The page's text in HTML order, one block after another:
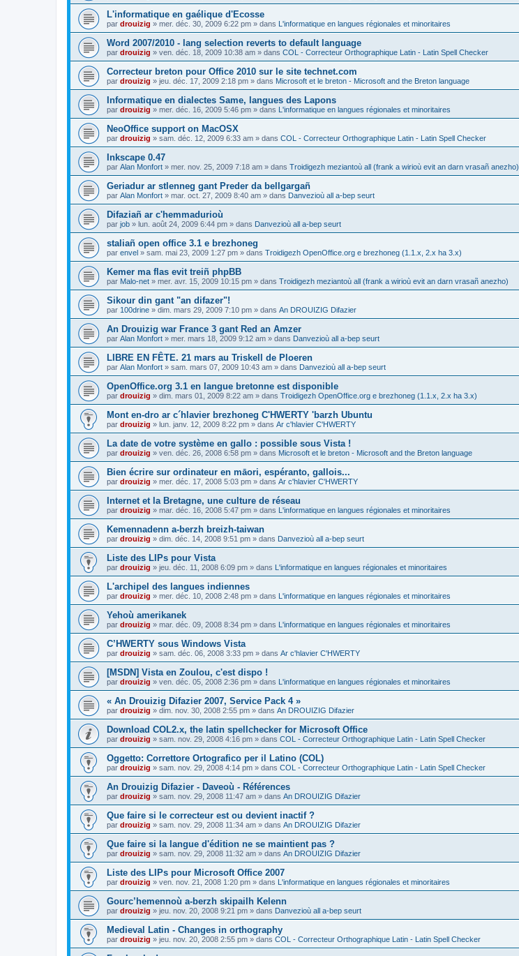
L'informatique en gaélique d'Ecosse
par drouizig » mer. déc. 30, 2009 6:22 pm » dans L'informatique en langues régionales et minoritaires
Word 2007/2010 - lang selection reverts to default language
par drouizig » ven. déc. 18, 2009 10:38 am » dans COL - Correcteur Orthographique Latin - Latin Spell Checker
Correcteur breton pour Office 2010 sur le site technet.com
par drouizig » jeu. déc. 17, 2009 2:18 pm » dans Microsoft et le breton - Microsoft and the Breton language
Informatique en dialectes Same, langues des Lapons
par drouizig » mer. déc. 16, 2009 5:46 pm » dans L'informatique en langues régionales et minoritaires
NeoOffice support on MacOSX
par drouizig » sam. déc. 12, 2009 6:33 am » dans COL - Correcteur Orthographique Latin - Latin Spell Checker
Inkscape 0.47
par Alan Monfort » mer. nov. 25, 2009 7:18 am » dans Troidigezh meziantoù all (frank a wirioù evit an darn vrasañ anezho)
Geriadur ar stlenneg gant Preder da bellgargañ
par Alan Monfort » mar. oct. 27, 2009 8:40 am » dans Danvezioù all a-bep seurt
Difaziañ ar c'hemmadurioù
par job » lun. août 24, 2009 6:44 pm » dans Danvezioù all a-bep seurt
staliañ open office 3.1 e brezhoneg
par envel » sam. mai 23, 2009 1:27 pm » dans Troidigezh OpenOffice.org e brezhoneg (1.1.x, 2.x ha 3.x)
Kemer ma flas evit treiñ phpBB
par Malo-net » mer. avr. 15, 2009 10:15 pm » dans Troidigezh meziantoù all (frank a wirioù evit an darn vrasañ anezho)
Sikour din gant "an difazer"!
par 100drine » dim. mars 29, 2009 7:10 pm » dans An DROUIZIG Difazier
An Drouizig war France 3 gant Red an Amzer
par Alan Monfort » mer. mars 18, 2009 9:12 am » dans Danvezioù all a-bep seurt
LIBRE EN FÊTE. 21 mars au Triskell de Ploeren
par Alan Monfort » sam. mars 07, 2009 10:43 am » dans Danvezioù all a-bep seurt
OpenOffice.org 3.1 en langue bretonne est disponible
par drouizig » dim. mars 01, 2009 8:22 am » dans Troidigezh OpenOffice.org e brezhoneg (1.1.x, 2.x ha 3.x)
Mont en-dro ar c´hlavier brezhoneg C'HWERTY 'barzh Ubuntu
par drouizig » lun. janv. 12, 2009 8:22 pm » dans Ar c'hlavier C'HWERTY
La date de votre système en gallo : possible sous Vista !
par drouizig » ven. déc. 26, 2008 6:58 pm » dans Microsoft et le breton - Microsoft and the Breton language
Bien écrire sur ordinateur en māori, espéranto, gallois...
par drouizig » mer. déc. 17, 2008 5:03 pm » dans Ar c'hlavier C'HWERTY
Internet et la Bretagne, une culture de réseau
par drouizig » mar. déc. 16, 2008 5:47 pm » dans L'informatique en langues régionales et minoritaires
Kemennadenn a-berzh breizh-taiwan
par drouizig » dim. déc. 14, 2008 9:51 pm » dans Danvezioù all a-bep seurt
Liste des LIPs pour Vista
par drouizig » jeu. déc. 11, 2008 6:09 pm » dans L'informatique en langues régionales et minoritaires
L'archipel des langues indiennes
par drouizig » mer. déc. 10, 2008 2:48 pm » dans L'informatique en langues régionales et minoritaires
Yehoù amerikanek
par drouizig » mar. déc. 09, 2008 8:34 pm » dans L'informatique en langues régionales et minoritaires
C’HWERTY sous Windows Vista
par drouizig » sam. déc. 06, 2008 3:33 pm » dans Ar c'hlavier C'HWERTY
[MSDN] Vista en Zoulou, c'est dispo !
par drouizig » ven. déc. 05, 2008 2:36 pm » dans L'informatique en langues régionales et minoritaires
« An Drouizig Difazier 2007, Service Pack 4 »
par drouizig » dim. nov. 30, 2008 2:55 pm » dans An DROUIZIG Difazier
Download COL2.x, the latin spellchecker for Microsoft Office
par drouizig » sam. nov. 29, 2008 4:16 pm » dans COL - Correcteur Orthographique Latin - Latin Spell Checker
Oggetto: Correttore Ortografico per il Latino (COL)
par drouizig » sam. nov. 29, 2008 4:14 pm » dans COL - Correcteur Orthographique Latin - Latin Spell Checker
An Drouizig Difazier - Daveoù - Références
par drouizig » sam. nov. 29, 2008 11:47 am » dans An DROUIZIG Difazier
Que faire si le correcteur est ou devient inactif ?
par drouizig » sam. nov. 29, 2008 11:34 am » dans An DROUIZIG Difazier
Que faire si la langue d'édition ne se maintient pas ?
par drouizig » sam. nov. 29, 2008 11:32 am » dans An DROUIZIG Difazier
Liste des LIPs pour Microsoft Office 2007
par drouizig » ven. nov. 21, 2008 1:20 pm » dans L'informatique en langues régionales et minoritaires
Gourc’hemennoù a-berzh skipailh Kelenn
par drouizig » jeu. nov. 20, 2008 9:21 pm » dans Danvezioù all a-bep seurt
Medieval Latin - Changes in orthography
par drouizig » jeu. nov. 20, 2008 2:55 pm » dans COL - Correcteur Orthographique Latin - Latin Spell Checker